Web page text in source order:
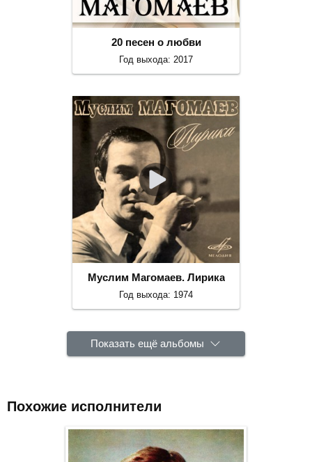
20 песен о любви
Год выхода: 2017
Муслим Магомаев. Лирика
Год выхода: 1974
Показать ещё альбомы
Похожие исполнители